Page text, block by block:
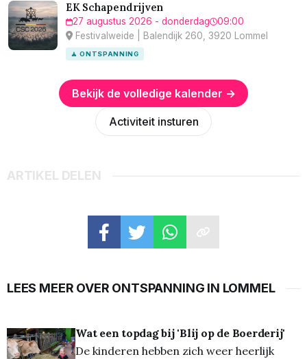
EK Schapendrijven
27 augustus 2026 - donderdag
09:00
Festivalweide | Balendijk 260, 3920 Lommel
🧘 ONTSPANNING
Bekijk de volledige kalender →
Activiteit insturen
ARTIKEL DELEN
LEES MEER OVER ONTSPANNING IN LOMMEL
Wat een topdag bij 'Blij op de Boerderij'
De kinderen hebben zich weer heerlijk